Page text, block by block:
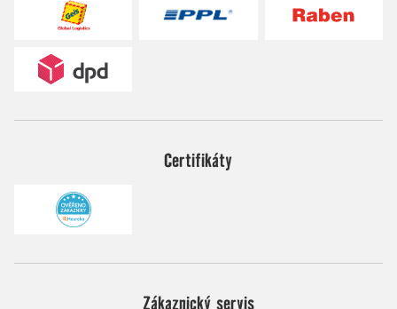
Certifikáty
Zákaznický servis